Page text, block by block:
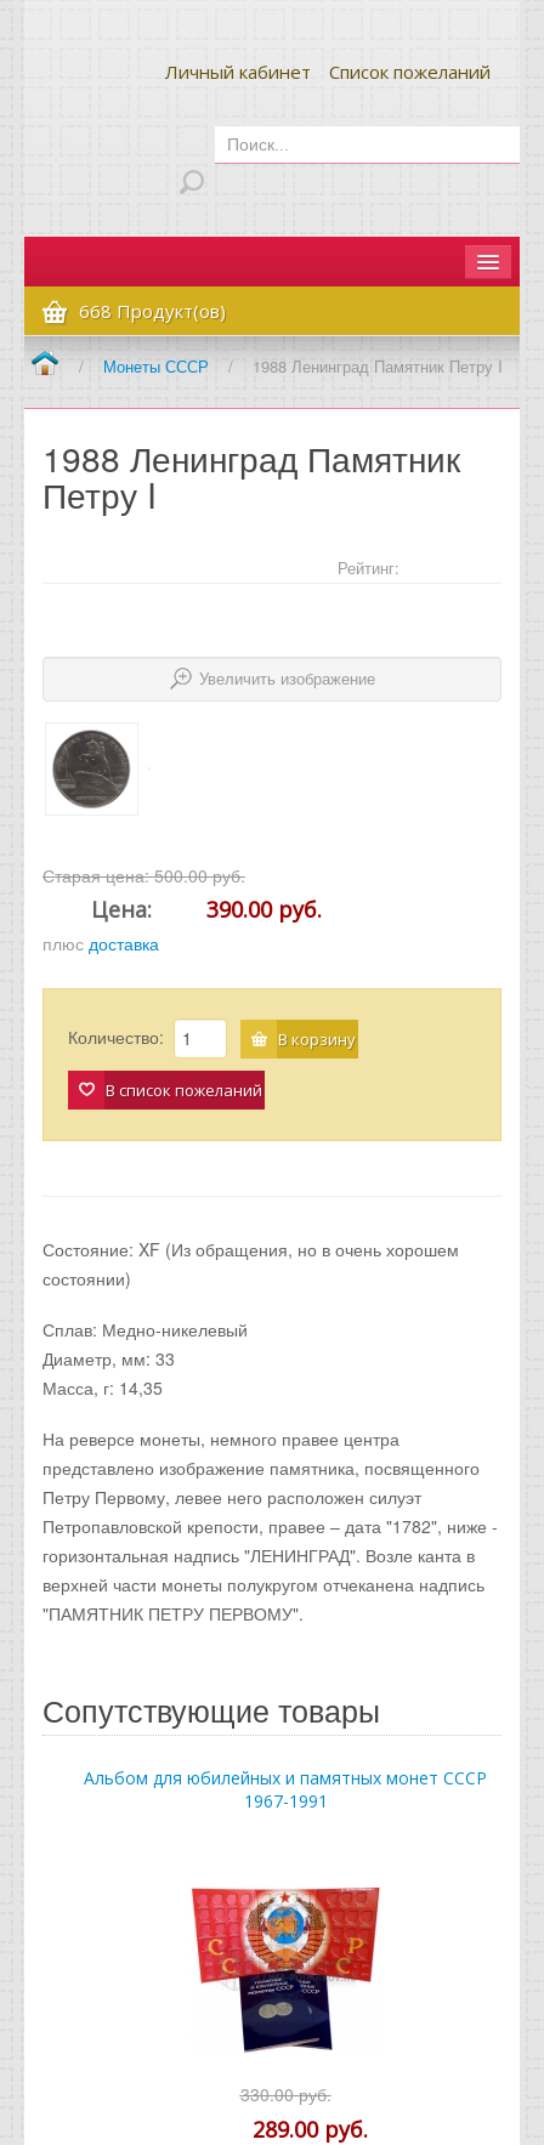
Личный кабинет Список пожеланий
Главная
Как сделать заказ
Оплата и доставка
Контакты
Вопрос-ответ
Статьи
668 Продукт(ов)
/ Монеты СССР / 1988 Ленинград Памятник Петру I
1988 Ленинград Памятник
Петру I
Рейтинг:
Увеличить изображение
Старая цена:500.00 руб.
Цена: 390.00 руб.
плюс доставка
Количество: В корзину
В список пожеланий
Состояние: XF (Из обращения, но в очень хорошем
состоянии)
Сплав: Медно-никелевый
Диаметр, мм: 33
Масса, г: 14,35
На реверсе монеты, немного правее центра
представлено изображение памятника, посвященного
Петру Первому, левее него расположен силуэт
Петропавловской крепости, правее – дата "1782", ниже -
горизонтальная надпись "ЛЕНИНГРАД". Возле канта в
верхней части монеты полукругом отчеканена надпись
"ПАМЯТНИК ПЕТРУ ПЕРВОМУ".
Сопутствующие товары
Альбом для юбилейных и памятных монет СССР
1967-1991
330.00 руб.
289.00 руб.